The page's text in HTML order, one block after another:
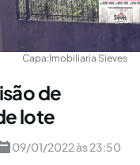
Capa:Imobiliaria Sieves
de
lote
09/01/2022 às 23:50